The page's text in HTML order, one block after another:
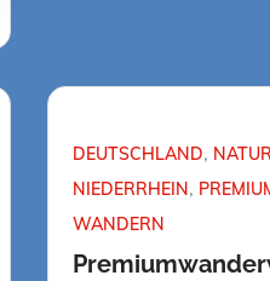
DEUTSCHLAND
NIEDERRHEIN
WANDERN